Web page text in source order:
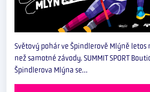
Světový pohár ve Špindlerově Mlýně letos
než samotné závody. SUMMIT SPORT
Špindlerova Mlýna se…